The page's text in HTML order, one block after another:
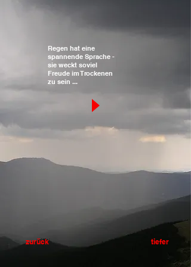
Regen hat eine
spannende Sprache -
sie weckt soviel
Freude im Trockenen
zu sein ...
zurück tiefer